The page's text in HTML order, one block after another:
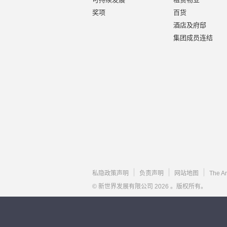
奖项
百货
酒店及府邸
集团成员连结
私隐政策声明 负责声明 网站地图
The
© 新世界发展有限公司 2026 。版权所有。